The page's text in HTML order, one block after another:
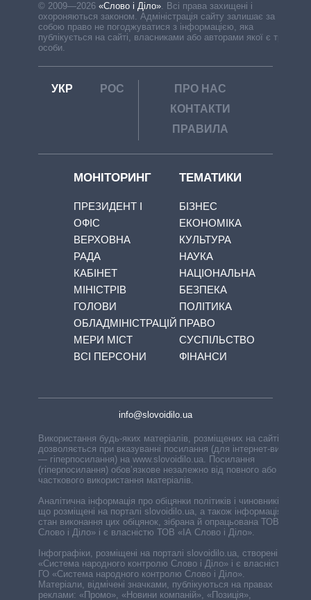
© 2009—2026 «Слово і Діло»
Всі права захищені і
охороняються законом. Адміністрація сайту залишає за
собою право не погоджуватися з інформацією, яка
публікується на сайті, власниками або авторами якої є треті
особи.
УКР РОС
ПРО НАС
КОНТАКТИ
ПРАВИЛА
МОНІТОРИНГ
ПРЕЗИДЕНТ І
ОФІС
ВЕРХОВНА
РАДА
КАБІНЕТ
МІНІСТРІВ
ГОЛОВИ
ОБЛАДМІНІСТРАЦІЙ
МЕРИ МІСТ
ВСІ ПЕРСОНИ
ТЕМАТИКИ
БІЗНЕС
ЕКОНОМІКА
КУЛЬТУРА
НАУКА
НАЦІОНАЛЬНА
БЕЗПЕКА
ПОЛІТИКА
ПРАВО
СУСПІЛЬСТВО
ФІНАНСИ
info@slovoidilo.ua
Використання будь-яких матеріалів, розміщених на сайті,
дозволяється при вказуванні посилання (для інтернет-видань
— гіперпосилання) на www.slovoidilo.ua. Посилання
(гіперпосилання) обов’язкове незалежно від повного або
часткового використання матеріалів.
Аналітична інформація про обіцянки політиків і чиновників,
що розміщені на порталі slovoidilo.ua, а також інформація про
стан виконання цих обіцянок, зібрана й опрацьована ТОВ «ІА
Слово і Діло» і є власністю ТОВ «ІА Слово і Діло».
Інфографіки, розміщені на порталі slovoidilo.ua, створені ГО
«Система народного контролю Слово і Діло» і є власністю
ГО «Система народного контролю Слово і Діло».
Матеріали, відмічені значками, публікуються на правах
реклами: «Промо», «Новини компаній», «Позиція»,